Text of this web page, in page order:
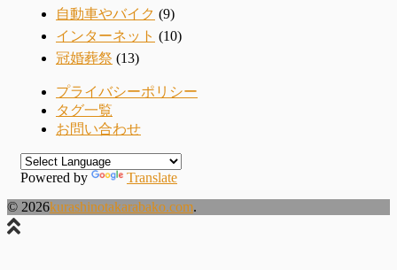
自動車やバイク (9)
インターネット (10)
冠婚葬祭 (13)
プライバシーポリシー
タグ一覧
お問い合わせ
Powered by
Translate
© 2026kurashinotakarabako.com.